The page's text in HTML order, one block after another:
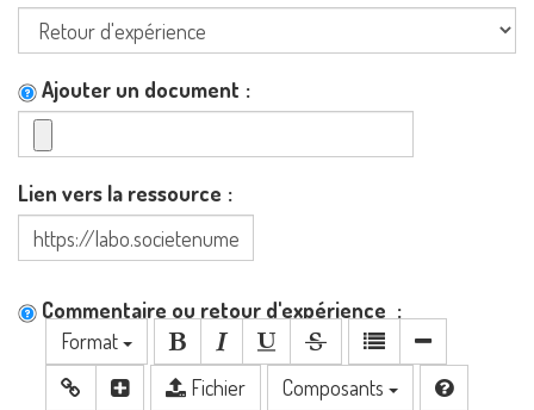
Ajouter un document
Lien vers la ressource
Commentaire ou retour d'expérience
Format
Fichier
Composants